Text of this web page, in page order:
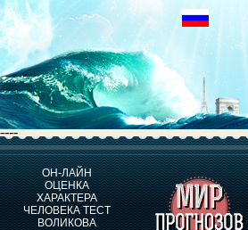
----
ОН-ЛАЙН
ОЦЕНКА
ХАРАКТЕРА
ЧЕЛОВЕКА ТЕСТ
ВОЛИКОВА
О ПРОГРАММЕ
ОЦЕНКА ХАРАКТЕРA
ОЦЕНКА ХАРАКТЕРА